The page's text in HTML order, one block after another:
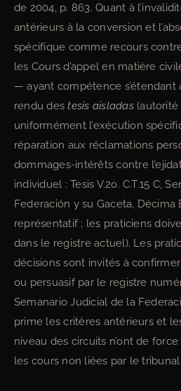
de 2004, p. 863. Quant à
antérieurs à la conversion et
spécifique comme recours
les Cours d’appel en matière
— ayant compétence
rendu destesis aisladas(autorité
uniformément l’exécution
réparation aux réclamations
dommages-intérêts contre
individuel : Tesis V.2o. C.T.15 C,
Federación y su Gaceta, Décima
représentatif ; les praticiens
dans le registre actuel). Les
décisions sont invités à
ou persuasif par le registre
Semanario Judicial de la
prime les critères antérieurs et
niveau des circuits n’ont de
les cours non liées par le tribunal